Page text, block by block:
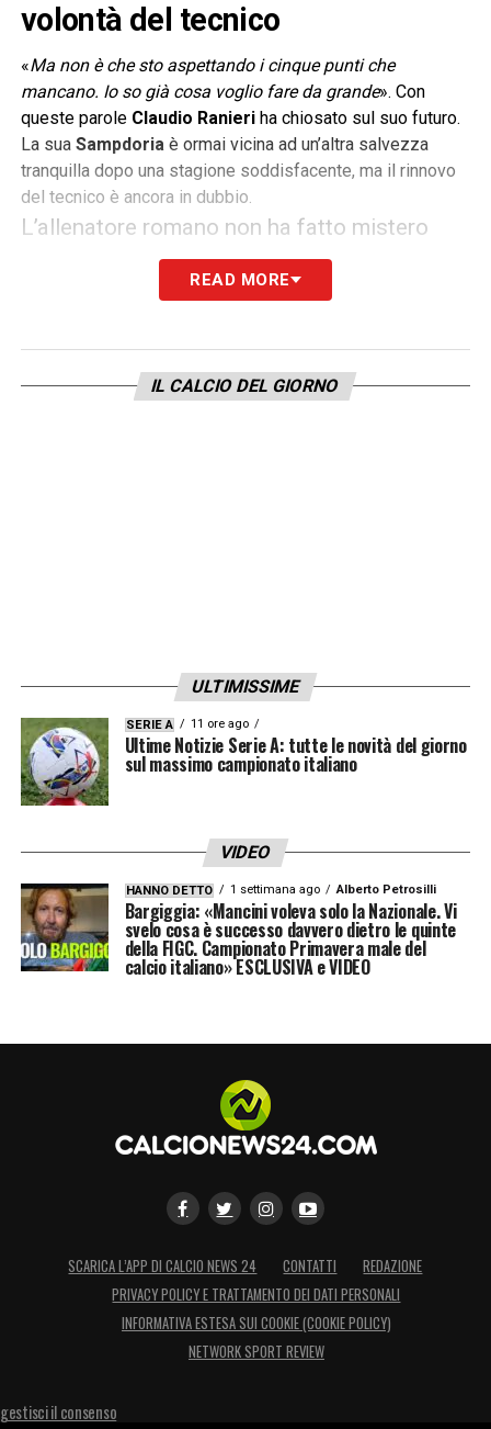
volontà del tecnico
«Ma non è che sto aspettando i cinque punti che
mancano. Io so già cosa voglio fare da grande». Con
queste parole Claudio Ranieriha chiosato sul suo futuro.
La sua Sampdoriaè ormai vicina ad un’altra salvezza
tranquilla dopo una stagione soddisfacente, ma il rinnovo
del tecnico è ancora in dubbio.
L’allenatore romano non ha fatto mistero
delle sue volontà: il tecnico è pronto a
restare almeno per un altro anno ma non ha
ambizioni del club.
READ MORE
IL CALCIO DEL GIORNO
ULTIMISSIME
SERIE A 11 ore ago
Ultime Notizie Serie A: tutte le novità del giorno
sul massimo campionato italiano
VIDEO
HANNO DETTO 1 settimana ago Alberto Petrosilli
Bargiggia: «Mancini voleva solo la Nazionale. Vi
svelo cosa è successo davvero dietro le quinte
della FIGC. Campionato Primavera male del
calcio italiano» ESCLUSIVA e VIDEO
SCARICA L’APP DI CALCIO NEWS 24 CONTATTI
REDAZIONE
PRIVACY POLICY E TRATTAMENTO DEI DATI PERSONALI
INFORMATIVA ESTESA SUI COOKIE (COOKIE POLICY)
NETWORK SPORT REVIEW
gestisci il consenso